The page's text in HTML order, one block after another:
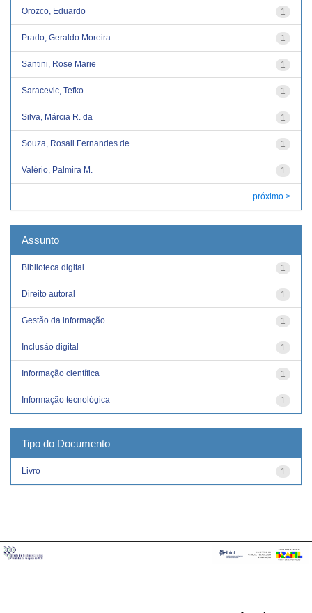
1
Orozco, Eduardo
1
Prado, Geraldo Moreira
1
Santini, Rose Marie
1
Saracevic, Tefko
1
Silva, Márcia R. da
1
Souza, Rosali Fernandes de
1
Valério, Palmira M.
próximo >
Assunto
1
Biblioteca digital
1
Direito autoral
1
Gestão da informação
1
Inclusão digital
1
Informação científica
1
Informação tecnológica
Tipo do Documento
1
Livro